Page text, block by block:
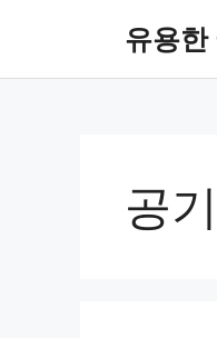
유용한
공